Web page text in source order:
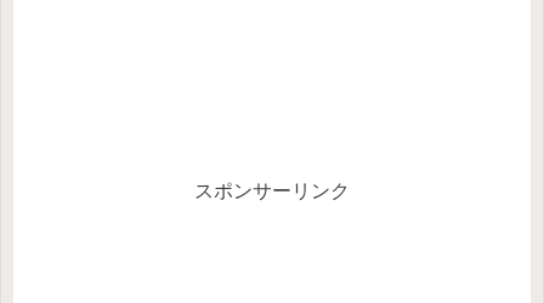
スポンサーリンク